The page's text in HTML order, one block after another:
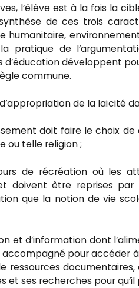
l’élève est à la fois la
de ces trois
pratique de
développent
commune.
de la laïcité
doit faire le choix
ou telle religion ;
de récréation où les
doivent être reprises par
que la notion de vie
et d’information dont
pour accéder
ressources
et ses recherches pour